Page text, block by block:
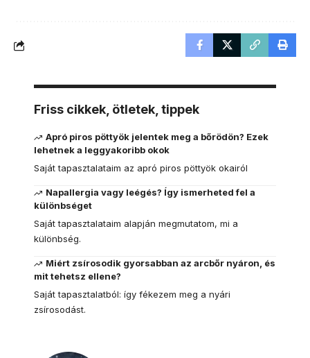
Friss cikkek, ötletek, tippek
Apró piros pöttyök jelentek meg a bőrödön? Ezek
lehetnek a leggyakoribb okok
Saját tapasztalataim az apró piros pöttyök okairól
Napallergia vagy leégés? Így ismerheted fel a
különbséget
Saját tapasztalataim alapján megmutatom, mi a
különbség.
Miért zsírosodik gyorsabban az arcbőr nyáron, és
mit tehetsz ellene?
Saját tapasztalatból: így fékezem meg a nyári
zsírosodást.